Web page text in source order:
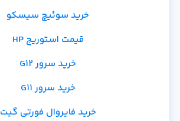
خرید سوئیچ سیسکو
قیمت استوریج HP
خرید سرور G12
خرید سرور G11
خرید فایروال فورتی گیت